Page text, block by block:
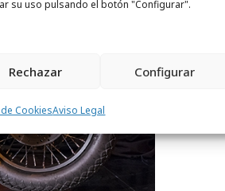
su uso pulsando el botón "Configurar".
Rechazar Configurar
CookiesAviso Legal